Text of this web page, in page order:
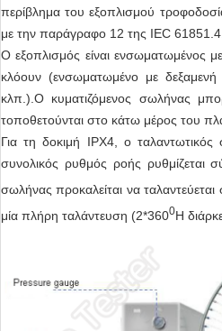
περίβλημα του εξοπλισμού
με την παράγραφο 12 της IEC
Ο εξοπλισμός είναι ενσωματωμένος
κλόουν (ενσωματωμένο με
κλπ.).Ο κυματιζόμενος σωλήνας
τοποθετούνται στο κάτω μέρος του
Για τη δοκιμή IPX4, ο
συνολικός ρυθμός ροής ρυθμίζεται
σωλήνας προκαλείται να
μία πλήρη ταλάντευση (2*3600Η